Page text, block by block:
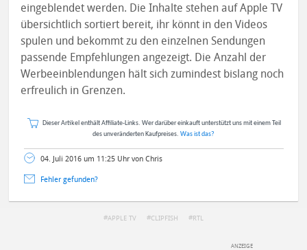
eingeblendet werden. Die Inhalte stehen auf Apple TV
übersichtlich sortiert bereit, ihr könnt in den Videos
spulen und bekommt zu den einzelnen Sendungen
passende Empfehlungen angezeigt. Die Anzahl der
Werbeeinblendungen hält sich zumindest bislang noch
erfreulich in Grenzen.
Dieser Artikel enthält Affiliate-Links. Wer darüber einkauft unterstützt uns mit einem Teil
des unveränderten Kaufpreises. Was ist das?
04. Juli 2016 um 11:25 Uhr von Chris
Fehler gefunden?
APPLE TV CLIPFISH RTL